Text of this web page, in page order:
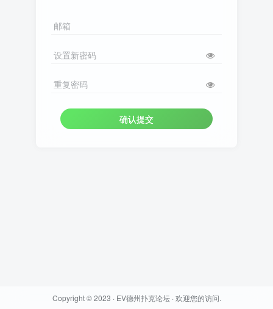
邮箱
设置新密码
重复密码
确认提交
Copyright © 2023 · EV德州扑克论坛· 欢迎您的访问.